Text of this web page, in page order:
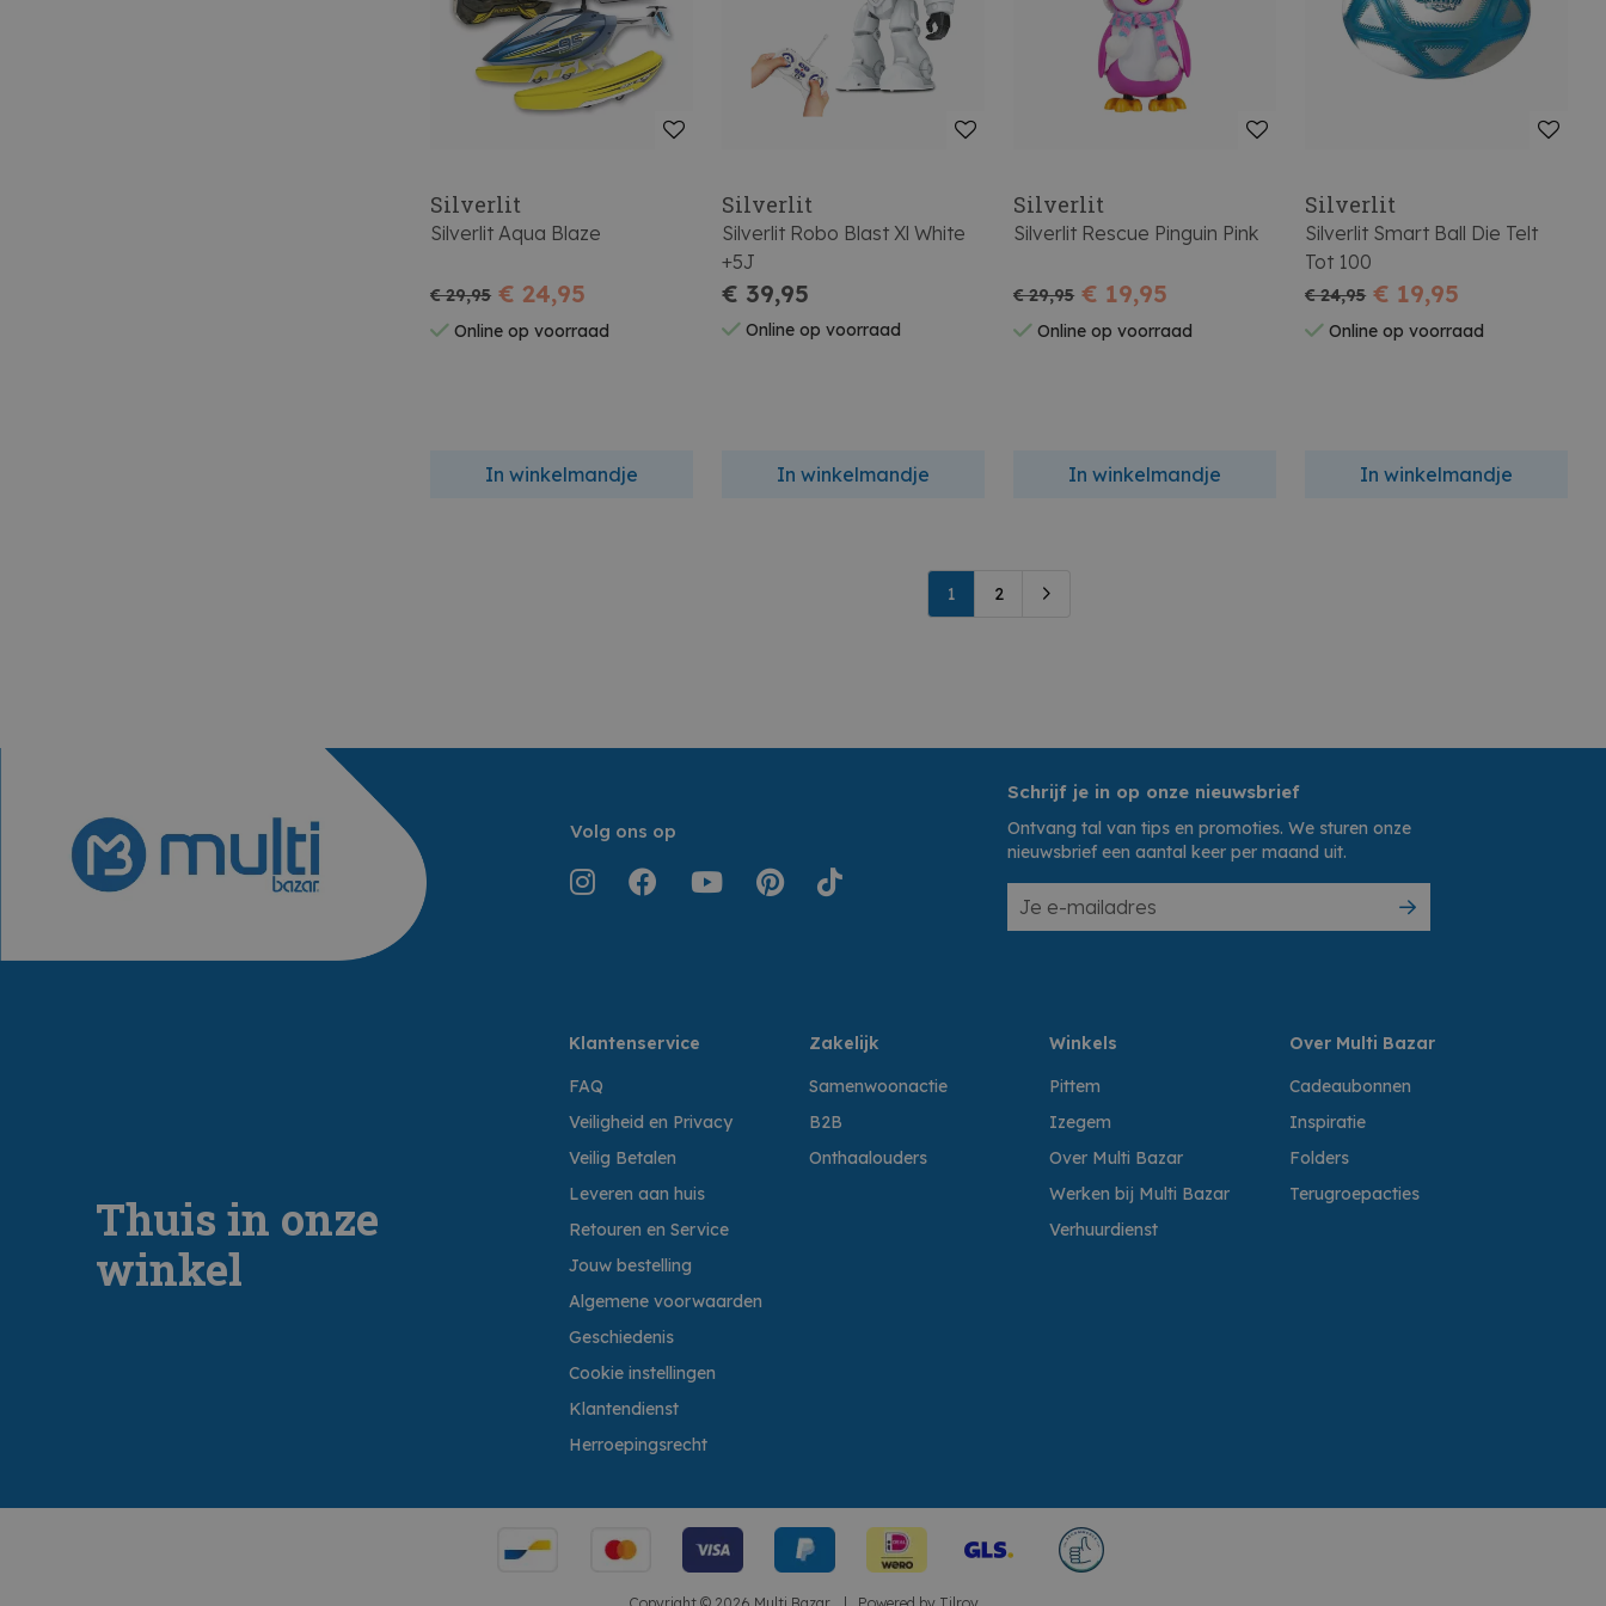
Silverlit
Silverlit Aqua Blaze
€ 29,95 € 24,95
Online op voorraad
In winkelmandje
Silverlit
Silverlit Robo Blast Xl White
+5J
€ 39,95
Online op voorraad
In winkelmandje
Silverlit
Silverlit Rescue Pinguin Pink
€ 29,95 € 19,95
Online op voorraad
In winkelmandje
Silverlit
Silverlit Smart Ball Die Telt
Tot 100
€ 24,95 € 19,95
Online op voorraad
In winkelmandje
1 2
Volg ons op
Schrijf je in op onze nieuwsbrief
Ontvang tal van tips en promoties. We sturen onze
nieuwsbrief een aantal keer per maand uit.
Thuis in onze
winkel
Klantenservice
FAQ
Veiligheid en Privacy
Veilig Betalen
Leveren aan huis
Retouren en Service
Jouw bestelling
Algemene voorwaarden
Geschiedenis
Cookie instellingen
Klantendienst
Herroepingsrecht
Zakelijk
Samenwoonactie
B2B
Onthaalouders
Winkels
Pittem
Izegem
Over Multi Bazar
Werken bij Multi Bazar
Verhuurdienst
Over Multi Bazar
Cadeaubonnen
Inspiratie
Folders
Terugroepacties